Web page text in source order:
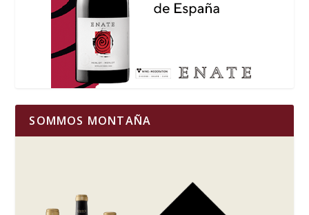
SOMMOS MONTAÑA